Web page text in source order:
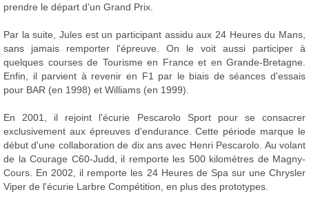
prendre le départ d'un Grand Prix.
Par la suite, Jules est un participant assidu aux 24 Heures du Mans,
sans jamais remporter l'épreuve. On le voit aussi participer à
quelques courses de Tourisme en France et en Grande-Bretagne.
Enfin, il parvient à revenir en F1 par le biais de séances d'essais
pour BAR (en 1998) et Williams (en 1999).
En 2001, il rejoint l'écurie Pescarolo Sport pour se consacrer
exclusivement aux épreuves d'endurance. Cette période marque le
début d'une collaboration de dix ans avec Henri Pescarolo. Au volant
de la Courage C60-Judd, il remporte les 500 kilomètres de Magny-
Cours. En 2002, il remporte les 24 Heures de Spa sur une Chrysler
Viper de l'écurie Larbre Compétition, en plus des prototypes.